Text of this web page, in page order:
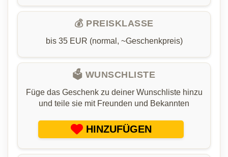
💰 PREISKLASSE
bis 35 EUR (normal, ~Geschenkpreis)
🗳️ WUNSCHLISTE
Füge das Geschenk zu deiner Wunschliste hinzu
und teile sie mit Freunden und Bekannten
HINZUFÜGEN